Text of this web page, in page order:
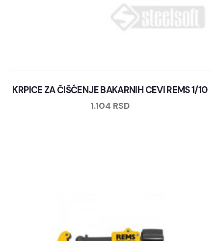
KRPICE ZA ČIŠĆENJE BAKARNIH CEVI REMS 1/10
1.104 RSD